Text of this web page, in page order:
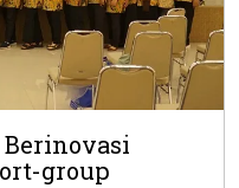
Berinovasi
group